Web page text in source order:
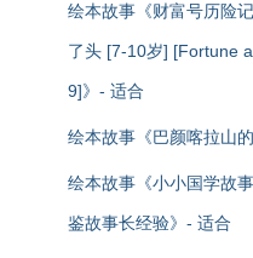
绘本故事《财富号历险
了头 [7-10岁] [Fortune
9]》- 适合
绘本故事《巴颜喀拉山
绘本故事《小小国学故
鉴故事长经验》- 适合